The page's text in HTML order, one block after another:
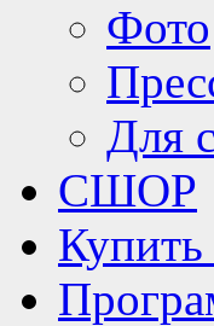
Фото
Для
СШОР
Купить